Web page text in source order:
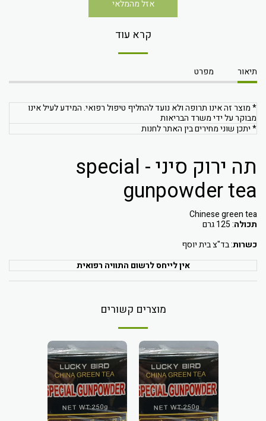
אזל מהמלאי
קרא עוד
תיאור מפרט
* מוצר זה אינו תרופה ולא נועד להחליף טיפול רפואי. המידע לעיל אינו
מבוקר על ידי משרד הבריאות
* יתכן שוני מחירים בין האתר לחנות
תה ירוק סיני - special
gunpowder tea
Chinese green tea
תכולה: 125 גרם
כשרות: בד"צ בית יוסף
אין לייחס לרשום התוויה רפואית
מוצרים קשורים